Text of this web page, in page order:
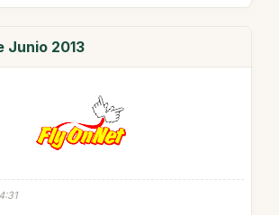
Junio 2013